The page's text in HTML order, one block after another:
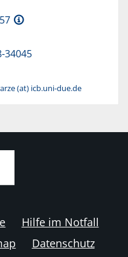
34045
(at) icb.uni-due.de
Hilfe im Notfall
Datenschutz